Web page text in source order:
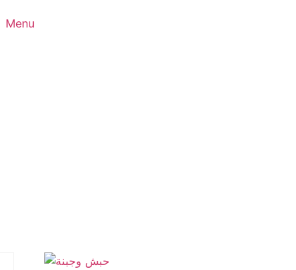
Menu